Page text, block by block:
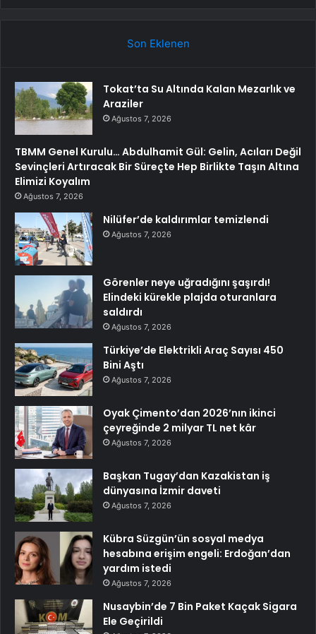
Son Eklenen
Tokat’ta Su Altında Kalan Mezarlık ve
Araziler
Ağustos 7, 2026
TBMM Genel Kurulu… Abdulhamit Gül: Gelin, Acıları Değil
Sevinçleri Artıracak Bir Süreçte Hep Birlikte Taşın Altına
Elimizi Koyalım
Ağustos 7, 2026
Nilüfer’de kaldırımlar temizlendi
Ağustos 7, 2026
Görenler neye uğradığını şaşırdı!
Elindeki kürekle plajda oturanlara
saldırdı
Ağustos 7, 2026
Türkiye’de Elektrikli Araç Sayısı 450
Bini Aştı
Ağustos 7, 2026
Oyak Çimento’dan 2026’nın ikinci
çeyreğinde 2 milyar TL net kâr
Ağustos 7, 2026
Başkan Tugay’dan Kazakistan iş
dünyasına İzmir daveti
Ağustos 7, 2026
Kübra Süzgün’ün sosyal medya
hesabına erişim engeli: Erdoğan’dan
yardım istedi
Ağustos 7, 2026
Nusaybin’de 7 Bin Paket Kaçak Sigara
Ele Geçirildi